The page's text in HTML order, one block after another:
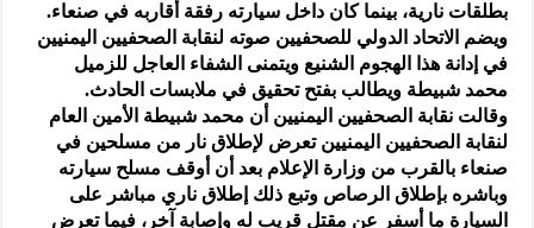
بطلقات نارية، بينما كان داخل سيارته رفقة أقاربه في صنعاء.
ويضم الاتحاد الدولي للصحفيين صوته لنقابة الصحفيين اليمنيين
في إدانة هذا الهجوم الشنيع ويتمنى الشفاء العاجل للزميل
محمد شبيطة ويطالب بفتح تحقيق في ملابسات الحادث.
وقالت نقابة الصحفيين اليمنيين أن محمد شبيطة الأمين العام
لنقابة الصحفيين اليمنيين تعرض لإطلاق نار من مسلحين في
صنعاء بالقرب من وزارة الإعلام بعد أن أوقف مسلح سيارته
وباشره بإطلاق الرصاص وتبع ذلك إطلاق ناري مباشر على
السيارة ما أسفر عن مقتل قريب له وإصابة آخر، فيما تعرض